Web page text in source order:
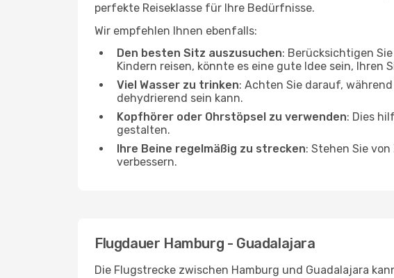
perfekte Reiseklasse für Ihre Bedürfnisse.
Wir empfehlen Ihnen ebenfalls:
Den besten Sitz auszusuchen: Berücksichtigen
Kindern reisen, könnte es eine gute Idee sein, Ihren
Viel Wasser zu trinken: Achten Sie darauf,
dehydrierend sein kann.
Kopfhörer oder Ohrstöpsel zu verwenden: Dies
gestalten.
Ihre Beine regelmäßig zu strecken: Stehen Sie
verbessern.
Flugdauer Hamburg - Guadalajara
Die Flugstrecke zwischen Hamburg und Guadalajara